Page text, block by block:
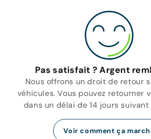
Pas satisfait ? Argent
Nous offrons un droit de retour
véhicules. Vous pouvez retourner
dans un délai de 14 jours
Voir comment ça